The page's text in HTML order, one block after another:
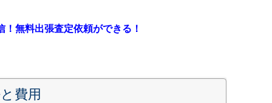
無料出張査定依頼ができる！
費用